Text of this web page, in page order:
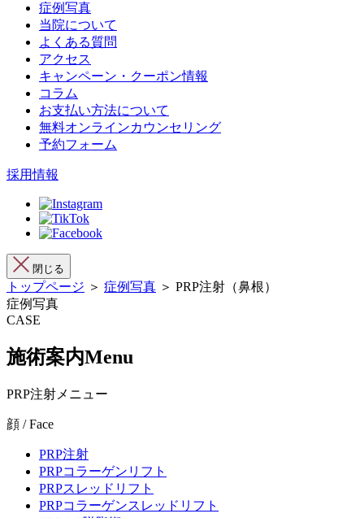
症例写真
当院について
よくある質問
アクセス
キャンペーン・クーポン情報
コラム
お支払い方法について
無料オンラインカウンセリング
予約フォーム
採用情報
閉じる
トップページ ＞ 症例写真 ＞ PRP注射（鼻根）
症例写真
CASE
施術案内Menu
PRP注射メニュー
顔 / Face
PRP注射
PRPコラーゲンリフト
PRPスレッドリフト
PRPコラーゲンスレッドリフト